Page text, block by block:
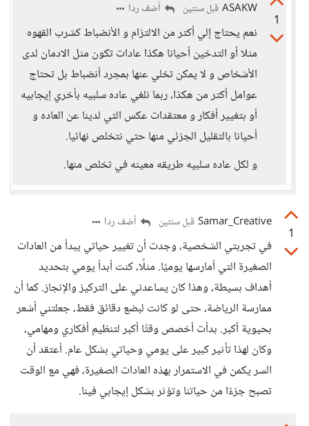
1
ASAKW قبل سنتين أضف ردا
نعم يحتاج إلي أكتر من الالتزام و الأنضباط كشرب القهوه
مثلا أو التدخين أحيانا هكذا عادات تكون مثل الادمان لدى
الأشخاص و لا يمكن تخلي عنها بمجرد أنضباط بل تحتاج
عوامل أكتر من هكذا، ربما نلغي عاده سلبيه بأخري إيجابيه
أو بتغيير أفكار و معتقدات عكس التي لدينا عن العاده و
أحيانا بالتقليل الجزئي منها حتي نتخلص نهائيا.
و لكل عاده سلبيه طريقه معينه في تخلص منها.
1
Samar_Creative قبل سنتين أضف ردا
في تجربتي الشخصية، وجدت أن تغيير حياتي يبدأ من العادات
الصغيرة التي أمارسها يوميًا. مثلًا، كنت أبدأ يومي بتحديد
أهداف بسيطة، وهذا كان يساعدني على التركيز والإنجاز. كما أن
ممارسة الرياضة، حتى لو كانت لبضع دقائق فقط، جعلتني أشعر
بحيوية أكبر. بدأت أخصص وقتًا أكبر لتنظيم أفكاري ومهامي،
وكان لهذا تأثير كبير على يومي وحياتي بشكل عام. أعتقد أن
السر يكمن في الاستمرار بهذه العادات الصغيرة، فهي مع الوقت
تصبح جزءًا من حياتنا وتؤثر بشكل إيجابي فينا.